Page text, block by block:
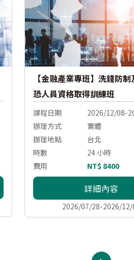
【金融產業專班】洗錢防
恐人員資格取得訓練班
課程日期
2026/12/08-
辦理方式
實體
辦理地點
台北
時數
24 小時
費用
NT$ 8400
詳細內容
2026/07/28-2026/12/